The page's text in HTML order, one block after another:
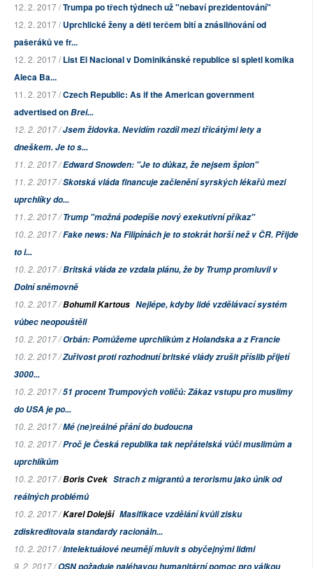
12. 2. 2017 /Trumpa po třech týdnech už "nebaví prezidentování"
12. 2. 2017 /Uprchlické ženy a děti terčem bití a znásilňování od
pašeráků ve fr...
12. 2. 2017 /List El Nacional v Dominikánské republice si spletl komika
Aleca Ba...
11. 2. 2017 /Czech Republic: As if the American government
advertised onBrei...
12. 2. 2017 /Jsem židovka. Nevidím rozdíl mezi třicátými lety a
dneškem. Je to s...
11. 2. 2017 /Edward Snowden: "Je to důkaz, že nejsem špion"
11. 2. 2017 /Skotská vláda financuje začlenění syrských lékařů mezi
uprchlíky do...
11. 2. 2017 /Trump "možná podepíše nový exekutivní příkaz"
10. 2. 2017 /Fake news: Na Filipínách je to stokrát horší než v ČR. Přijde
to i...
10. 2. 2017 /Britská vláda ze vzdala plánu, že by Trump promluvil v
Dolní sněmovně
10. 2. 2017 /Bohumil Kartous Nejlépe, kdyby lidé vzdělávací systém
vůbec neopouštěli
10. 2. 2017 /Orbán: Pomůžeme uprchlíkům z Holandska a z Francie
10. 2. 2017 /Zuřivost proti rozhodnutí britské vlády zrušit příslib přijetí
3000...
10. 2. 2017 /51 procent Trumpových voličů: Zákaz vstupu pro muslimy
do USA je po...
10. 2. 2017 /Mé (ne)reálné přání do budoucna
10. 2. 2017 /Proč je Česká republika tak nepřátelská vůči muslimům a
uprchlíkům
10. 2. 2017 /Boris Cvek Strach z migrantů a terorismu jako únik od
reálných problémů
10. 2. 2017 /Karel Dolejší Masifikace vzdělání kvůli zisku
zdiskreditovala standardy racionáln...
10. 2. 2017 /Intelektuálové neumějí mluvit s obyčejnými lidmi
9. 2. 2017 /